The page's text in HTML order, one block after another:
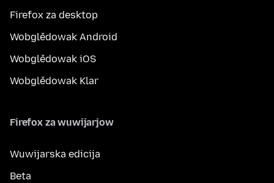
Firefox za desktop
Wobglědowak Android
Wobglědowak iOS
Wobglědowak Klar
Firefox za wuwijarjow
Wuwijarska edicija
Beta